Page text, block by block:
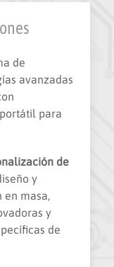
de
avanzadas
portátil para
de
y
en masa,
y
de